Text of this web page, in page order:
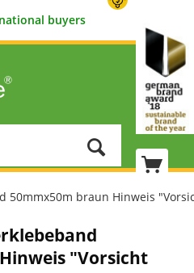
buyers
50mmx50m braun Hinweis
"Vorsicht